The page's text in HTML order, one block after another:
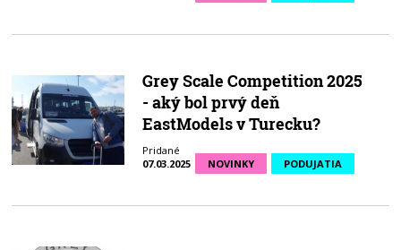
Grey Scale Competition 2025
- aký bol prvý deň
EastModels v Turecku?
Pridané
07.03.2025
NOVINKY PODUJATIA